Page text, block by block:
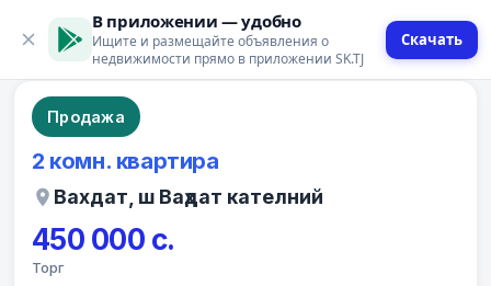
В приложении — удобно
Ищите и размещайте объявления о
недвижимости прямо в приложении SK.TJ
Скачать
9 фото
Продажа
2 комн. квартира
Вахдат, ш Ваҳдат кателний
450 000 с.
Торг